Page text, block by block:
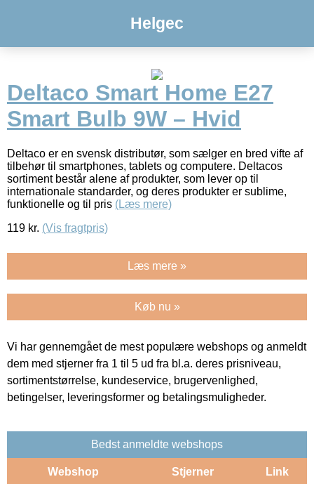
Helgec
Deltaco Smart Home E27
Smart Bulb 9W – Hvid
Deltaco er en svensk distributør, som sælger en bred vifte af
tilbehør til smartphones, tablets og computere. Deltacos
sortiment består alene af produkter, som lever op til
internationale standarder, og deres produkter er sublime,
funktionelle og til pris (Læs mere)
119 kr. (Vis fragtpris)
Læs mere »
Køb nu »
Vi har gennemgået de mest populære webshops og anmeldt
dem med stjerner fra 1 til 5 ud fra bl.a. deres prisniveau,
sortimentstørrelse, kundeservice, brugervenlighed,
betingelser, leveringsformer og betalingsmuligheder.
Bedst anmeldte webshops
Webshop Stjerner Link